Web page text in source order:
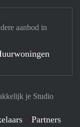
je Studio
Partners
aanbod in